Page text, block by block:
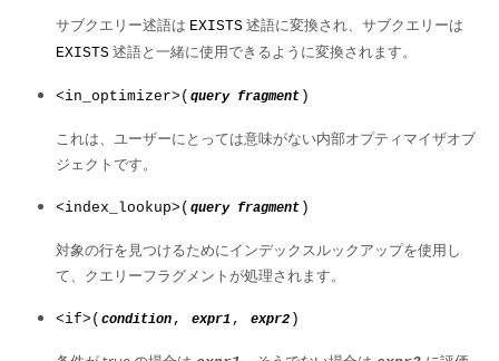
サブクエリー述語は EXISTS 述語に変換され、サブクエリーは
EXISTS 述語と一緒に使用できるように変換されます。
<in_optimizer>( query fragment )
これは、ユーザーにとっては意味がない内部オプティマイザオブ
ジェクトです。
<index_lookup>( query fragment )
対象の行を見つけるためにインデックスルックアップを使用し
て、クエリーフラグメントが処理されます。
<if>( condition , expr1 , expr2 )